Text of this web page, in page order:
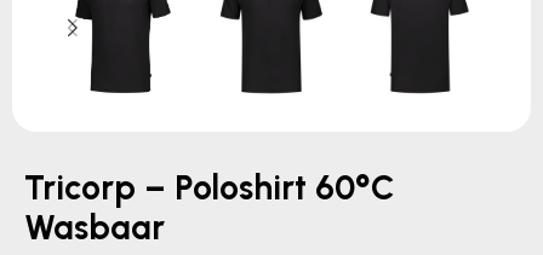
Tricorp – Poloshirt 60°C
Wasbaar